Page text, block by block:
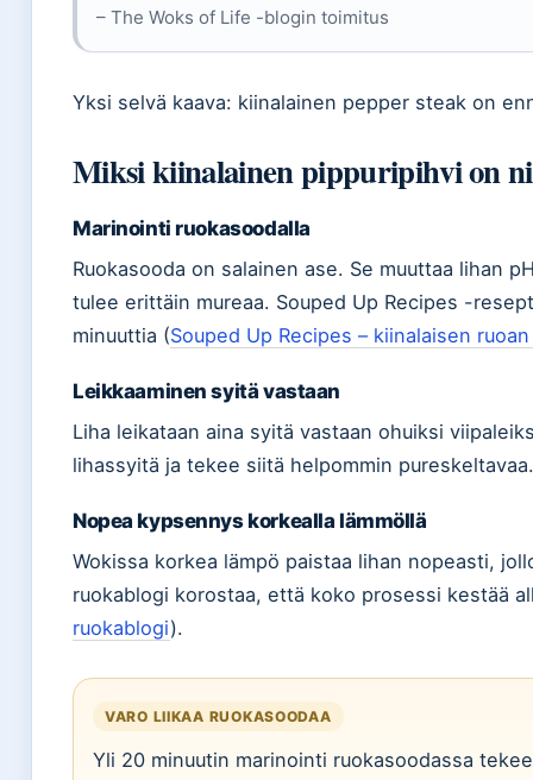
– The Woks of Life -blogin toimitus
Yksi selvä kaava: kiinalainen pepper steak on
Miksi kiinalainen pippuripihvi on
Marinointi ruokasoodalla
Ruokasooda on salainen ase. Se muuttaa lihan
tulee erittäin mureaa. Souped Up Recipes -
minuuttia (Souped Up Recipes – kiinalaisen
Leikkaaminen syitä vastaan
Liha leikataan aina syitä vastaan ohuiksi
lihassyitä ja tekee siitä helpommin pureskeltavaa.
Nopea kypsennys korkealla lämmöllä
Wokissa korkea lämpö paistaa lihan nopeasti,
ruokablogi korostaa, että koko prosessi kestää
ruokablogi).
VARO LIIKAA RUOKASOODAA
Yli 20 minuutin marinointi ruokasoodassa